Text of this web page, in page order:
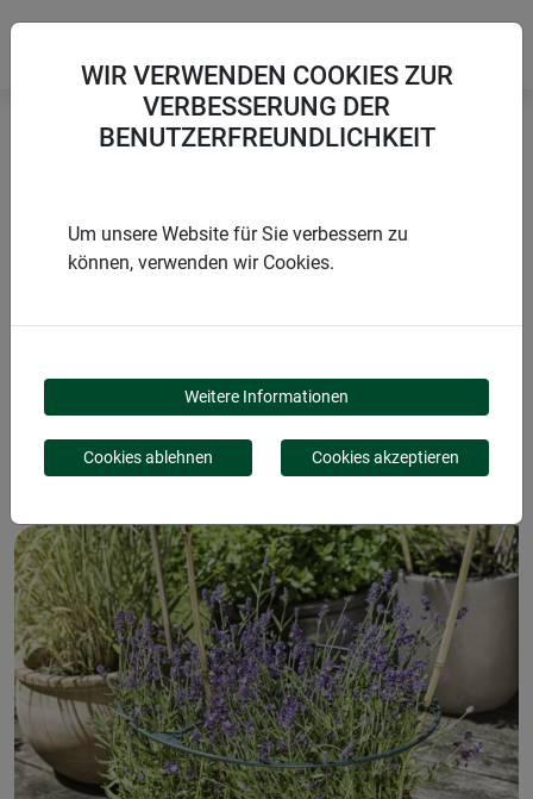
PRODUKTE
PFLANZENRING
"VARIO"
WIR VERWENDEN COOKIES ZUR
VERBESSERUNG DER
BENUTZERFREUNDLICHKEIT
Um unsere Website für Sie verbessern zu
können, verwenden wir Cookies.
Weitere Informationen
Cookies ablehnen Cookies akzeptieren